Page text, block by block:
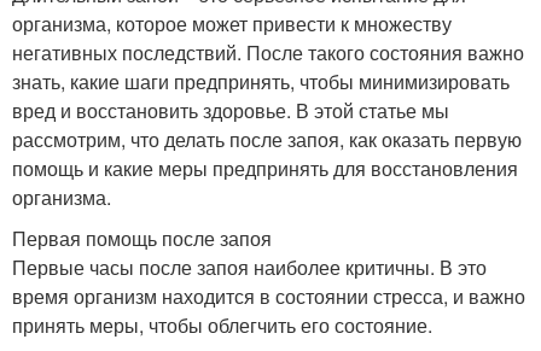
организма, которое может привести к множеству
негативных последствий. После такого состояния важно
знать, какие шаги предпринять, чтобы минимизировать
вред и восстановить здоровье. В этой статье мы
рассмотрим, что делать после запоя, как оказать первую
помощь и какие меры предпринять для восстановления
организма.
Первая помощь после запоя
Первые часы после запоя наиболее критичны. В это
время организм находится в состоянии стресса, и важно
принять меры, чтобы облегчить его состояние.